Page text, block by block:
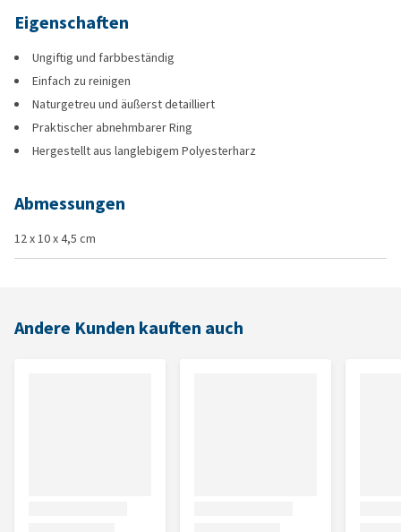
Eigenschaften
Ungiftig und farbbeständig
Einfach zu reinigen
Naturgetreu und äußerst detailliert
Praktischer abnehmbarer Ring
Hergestellt aus langlebigem Polyesterharz
Abmessungen
12 x 10 x 4,5 cm
Andere Kunden kauften auch